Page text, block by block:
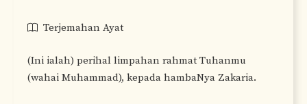
Terjemahan Ayat
(Ini ialah) perihal limpahan rahmat Tuhanmu
(wahai Muhammad), kepada hambaNya Zakaria.